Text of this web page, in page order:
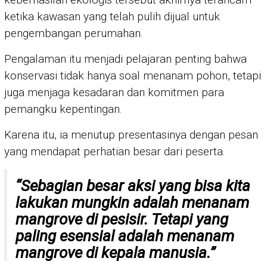
ketika kawasan yang telah pulih dijual untuk
pengembangan perumahan.
Pengalaman itu menjadi pelajaran penting bahwa
konservasi tidak hanya soal menanam pohon, tetapi
juga menjaga kesadaran dan komitmen para
pemangku kepentingan.
Karena itu, ia menutup presentasinya dengan pesan
yang mendapat perhatian besar dari peserta.
“Sebagian besar aksi yang bisa kita
lakukan mungkin adalah menanam
mangrove di pesisir. Tetapi yang
paling esensial adalah menanam
mangrove di kepala manusia.”